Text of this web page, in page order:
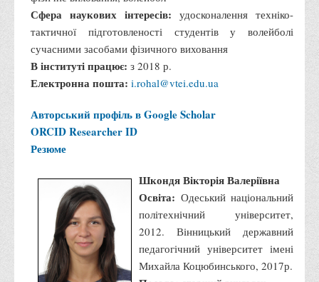
Психологічного сприяння
Бібліотека
Музей грошей
Студенту
Реквізити для оплати
Права та обов'язки студентів
Положення
Положення про переведення здобувачів вищої освіти на
вакантні місця державного замовлення
Положення про старосту академічної групи
Сфера наукових інтересів: удосконалення техніко-
тактичної підготовленості студентів у волейболі
сучасними засобами фізичного виховання
В інституті працює: з 2018 р.
Електронна пошта: i.rohal@vtei.edu.ua
Авторський профіль в Google Scholar
ORCIDResearcher ID
Резюме
Шкондя Вікторія Валеріївна
Освіта: Одеський національний
політехнічний університет,
2012. Вінницький державний
педагогічний університет імені
Михайла Коцюбинського, 2017р.